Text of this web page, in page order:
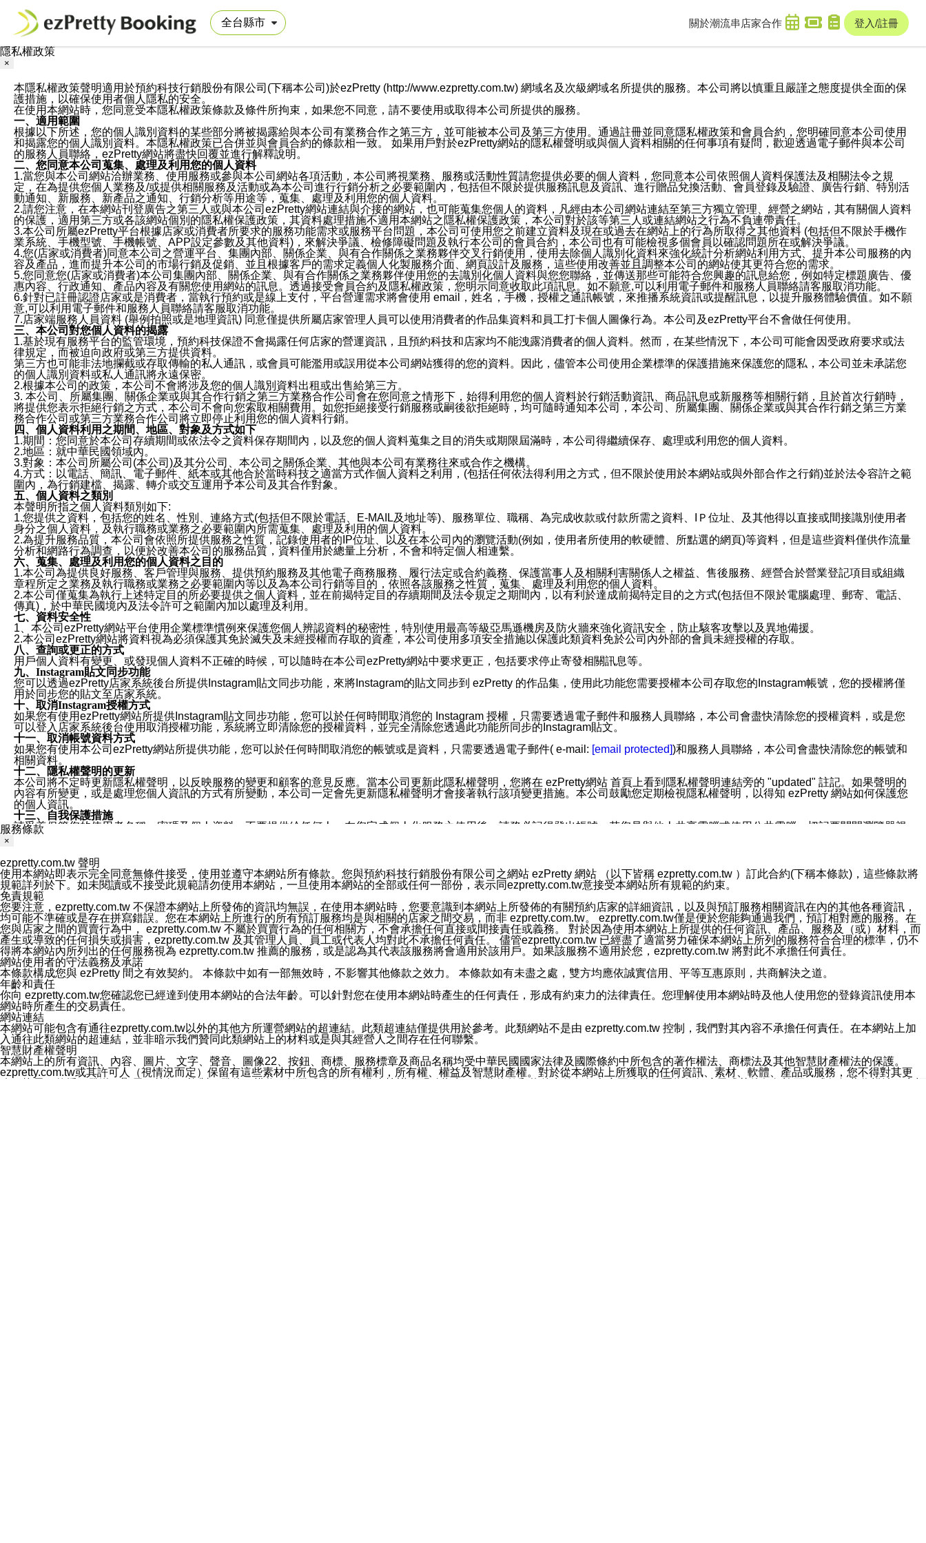
關於潮流串 店家合作 登入/註冊
隱私權政策
×
本隱私權政策聲明適用於預約科技行銷股份有限公司(下稱本公司)於ezPretty (http://www.ezpretty.com.tw) 網域名及次級網域名所提供的服務。本公司將以慎重且嚴謹之態度提供全面的保
護措施，以確保使用者個人隱私的安全。
在使用本網站時，您同意受本隱私權政策條款及條件所拘束，如果您不同意，請不要使用或取得本公司所提供的服務。
一、適用範圍
根據以下所述，您的個人識別資料的某些部分將被揭露給與本公司有業務合作之第三方，並可能被本公司及第三方使用。通過註冊並同意隱私權政策和會員合約，您明確同意本公司使用
和揭露您的個人識別資料。本隱私權政策已合併並與會員合約的條款相一致。 如果用戶對於ezPretty網站的隱私權聲明或與個人資料相關的任何事項有疑問，歡迎透過電子郵件與本公司
的服務人員聯絡，ezPretty網站將盡快回覆並進行解釋說明。
二、您同意本公司蒐集、處理及利用您的個人資料
1.當您與本公司網站洽辦業務、使用服務或參與本公司網站各項活動，本公司將視業務、服務或活動性質請您提供必要的個人資料，您同意本公司依照個人資料保護法及相關法令之規
定，在為提供您個人業務及/或提供相關服務及活動或為本公司進行行銷分析之必要範圍內，包括但不限於提供服務訊息及資訊、進行贈品兌換活動、會員登錄及驗證、廣告行銷、特別活
動通知、新服務、新產品之通知、行銷分析等用途等，蒐集、處理及利用您的個人資料。
2.請您注意，在本網站刊登廣告之第三人或與本公司ezPretty網站連結與介接的網站，也可能蒐集您個人的資料，凡經由本公司網站連結至第三方獨立管理、經營之網站，其有關個人資料
的保護，適用第三方或各該網站個別的隱私權保護政策，其資料處理措施不適用本網站之隱私權保護政策，本公司對於該等第三人或連結網站之行為不負連帶責任。
3.本公司所屬ezPretty平台根據店家或消費者所要求的服務功能需求或服務平台問題，本公司可使用您之前建立資料及現在或過去在網站上的行為所取得之其他資料 (包括但不限於手機作
業系統、手機型號、手機帳號、APP設定參數及其他資料)，來解決爭議、檢修障礙問題及執行本公司的會員合約，本公司也有可能檢視多個會員以確認問題所在或解決爭議。
4.您(店家或消費者)同意本公司之營運平台、集團內部、關係企業、與有合作關係之業務夥伴交叉行銷使用，使用去除個人識別化資料來強化統計分析網站利用方式、提升本公司服務的內
容及產品，進而提升本公司的市場行銷及促銷、並且根據客戶的需求定義個人化製服務介面、網頁設計及服務，這些使用改善並且調整本公司的網站使其更符合您的需求。
5.您同意您(店家或消費者)本公司集團內部、關係企業、與有合作關係之業務夥伴使用您的去識別化個人資料與您您聯絡，並傳送那些可能符合您興趣的訊息給您，例如特定標題廣告、優
惠內容、行政通知、產品內容及有關您使用網站的訊息。透過接受會員合約及隱私權政策，您明示同意收取此項訊息。如不願意,可以利用電子郵件和服務人員聯絡請客服取消功能。
6.針對已註冊認證店家或是消費者，當執行預約或是線上支付，平台營運需求將會使用 email，姓名，手機，授權之通訊帳號，來推播系統資訊或提醒訊息，以提升服務體驗價值。如不願
意,可以利用電子郵件和服務人員聯絡請客服取消功能。
7.店家端服務人員資料 (舉例拍照或是地理資訊) 同意僅提供所屬店家管理人員可以使用消費者的作品集資料和員工打卡個人圖像行為。本公司及ezPretty平台不會做任何使用。
三、本公司對您個人資料的揭露
1.基於現有服務平台的監管環境，預約科技保證不會揭露任何店家的營運資訊，且預約科技和店家均不能洩露消費者的個人資料。然而，在某些情況下，本公司可能會因受政府要求或法
律規定，而被迫向政府或第三方提供資料。
第三方也可能非法地攔截或存取傳輸的私人通訊，或會員可能濫用或誤用從本公司網站獲得的您的資料。因此，儘管本公司使用企業標準的保護措施來保護您的隱私，本公司並未承諾您
的個人識別資料或私人通訊將永遠保密。
2.根據本公司的政策，本公司不會將涉及您的個人識別資料出租或出售給第三方。
3. 本公司、所屬集團、關係企業或與其合作行銷之第三方業務合作公司會在您同意之情形下，始得利用您的個人資料於行銷活動資訊、商品訊息或新服務等相關行銷，且於首次行銷時，
將提供您表示拒絕行銷之方式，本公司不會向您索取相關費用。如您拒絕接受行銷服務或嗣後欲拒絕時，均可隨時通知本公司，本公司、所屬集團、關係企業或與其合作行銷之第三方業
務合作公司或第三方業務合作公司將立即停止利用您的個人資料行銷。
四、個人資料利用之期間、地區、對象及方式如下
1.期間：您同意於本公司存續期間或依法令之資料保存期間內，以及您的個人資料蒐集之目的消失或期限屆滿時，本公司得繼續保存、處理或利用您的個人資料。
2.地區：就中華民國領域內。
3.對象：本公司所屬公司(本公司)及其分公司、本公司之關係企業、其他與本公司有業務往來或合作之機構。
4.方式：以電話、簡訊、電子郵件、紙本或其他合於當時科技之適當方式作個人資料之利用，(包括任何依法得利用之方式，但不限於使用於本網站或與外部合作之行銷)並於法令容許之範
圍內，為行銷建檔、揭露、轉介或交互運用予本公司及其合作對象。
五、個人資料之類別
本聲明所指之個人資料類別如下:
1.您提供之資料，包括您的姓名、性別、連絡方式(包括但不限於電話、E-MAIL及地址等)、服務單位、職稱、為完成收款或付款所需之資料、IＰ位址、及其他得以直接或間接識別使用者
身分之個人資料，及執行職務或業務之必要範圍內所需蒐集、處理及利用的個人資料。
2.為提升服務品質，本公司會依照所提供服務之性質，記錄使用者的IP位址、以及在本公司內的瀏覽活動(例如，使用者所使用的軟硬體、所點選的網頁)等資料，但是這些資料僅供作流量
分析和網路行為調查，以便於改善本公司的服務品質，資料僅用於總量上分析，不會和特定個人相連繫。
六、蒐集、處理及利用您的個人資料之目的
1.本公司為提供良好服務、客戶管理與服務、提供預約服務及其他電子商務服務、履行法定或合約義務、保護當事人及相關利害關係人之權益、售後服務、經營合於營業登記項目或組織
章程所定之業務及執行職務或業務之必要範圍內等以及為本公司行銷等目的，依照各該服務之性質，蒐集、處理及利用您的個人資料。
2.本公司僅蒐集為執行上述特定目的所必要提供之個人資料，並在前揭特定目的存續期間及法令規定之期間內，以有利於達成前揭特定目的之方式(包括但不限於電腦處理、郵寄、電話、
傳真)，於中華民國境內及法令許可之範圍內加以處理及利用。
七、資料安全性
1、本公司ezPretty網站平台使用企業標準慣例來保護您個人辨認資料的秘密性，特別使用最高等級亞馬遜機房及防火牆來強化資訊安全，防止駭客攻擊以及異地備援。
2.本公司ezPretty網站將資料視為必須保護其免於滅失及未經授權而存取的資產，本公司使用多項安全措施以保護此類資料免於公司內外部的會員未經授權的存取。
八、查詢或更正的方式
用戶個人資料有變更、或發現個人資料不正確的時候，可以隨時在本公司ezPretty網站中要求更正，包括要求停止寄發相關訊息等。
九、Instagram貼文同步功能
您可以透過ezPretty店家系統後台所提供Instagram貼文同步功能，來將Instagram的貼文同步到 ezPretty 的作品集，使用此功能您需要授權本公司存取您的Instagram帳號，您的授權將僅
用於同步您的貼文至店家系統。
十、取消Instagram授權方式
如果您有使用ezPretty網站所提供Instagram貼文同步功能，您可以於任何時間取消您的 Instagram 授權，只需要透過電子郵件和服務人員聯絡，本公司會盡快清除您的授權資料，或是您
可以登入店家系統後台使用取消授權功能，系統將立即清除您的授權資料，並完全清除您透過此功能所同步的Instagram貼文。
十一、取消帳號資料方式
如果您有使用本公司ezPretty網站所提供功能，您可以於任何時間取消您的帳號或是資料，只需要透過電子郵件( e-mail: [email protected])和服務人員聯絡，本公司會盡快清除您的帳號和
相關資料。
十二、隱私權聲明的更新
本公司將不定時更新隱私權聲明，以反映服務的變更和顧客的意見反應。當本公司更新此隱私權聲明，您將在 ezPretty網站 首頁上看到隱私權聲明連結旁的 "updated" 註記。如果聲明的
內容有所變更，或是處理您個人資訊的方式有所變動，本公司一定會先更新隱私權聲明才會接著執行該項變更措施。本公司鼓勵您定期檢視隱私權聲明，以得知 ezPretty 網站如何保護您
的個人資訊。
十三、自我保護措施
請妥善保管您的使用者名稱、密碼及個人資料，不要提供給任何人。在您完成個人化服務之使用後，請務必記得登出帳號。若您是與他人共享電腦或使用公共電腦，切記要關閉瀏覽器視
窗，以防止他人讀取您的個人資料、信件或進入所機關管理區。
您同意本公司網站，透過您所提供的郵件地址與您取得聯絡並傳送或宣傳本網站各項服務之資料或電子郵件供您參考。您能依照該資料或電子郵件所指示之方法、說明或功能連結，隨時
停止接收這些資料或電子郵件。
十五、訊息通知
本公司/本服務將以通知型訊息傳送重要訊息給您。即使未加入本公司/本服務好友，您仍可接收到通知型訊息。
本公司/本服務傳送之通知型訊息以對您有效且重要的訊息為限，以廣告或其他目的的訊息皆不會被傳送。滿足以下三個條件者，將可收到通知型訊息。
1.LINE 帳號設定的電話號碼與本公司/本服務所傳來的電話號碼比對相符。
2.該 LINE 帳號已在 LINE APP 設定中，同意接收通知型訊息。
3.LINE 帳號未封鎖傳送訊息之 LINE 官方帳號。
欲變更通知型訊息的設定，操作如下：
1.點選「主頁」＞「設定」
2.點選「隱私設定」
3.點選「提供使用資料」
4.點選「LINE通知型訊息」
5.開關「接收LINE通知型訊息」
❗️關閉「接收通知型訊息」後，將不會接收到來自任何企業官方帳號或認證官方帳號的通知型訊息。
服務條款
×
ezpretty.com.tw 聲明
使用本網站即表示完全同意無條件接受，使用並遵守本網站所有條款。您與預約科技行銷股份有限公司之網站 ezPretty 網站 （以下皆稱 ezpretty.com.tw ）訂此合約(下稱本條款)，這些條款將
規範詳列於下。如未閱讀或不接受此規範請勿使用本網站，一旦使用本網站的全部或任何一部份，表示同ezpretty.com.tw意接受本網站所有規範的約束。
免責規範
您要注意，ezpretty.com.tw 不保證本網站上所發佈的資訊均無誤，在使用本網站時，您要意識到本網站上所發佈的有關預約店家的詳細資訊，以及與預訂服務相關資訊在內的其他各種資訊，
均可能不準確或是存在拼寫錯誤。您在本網站上所進行的所有預訂服務均是與相關的店家之間交易，而非 ezpretty.com.tw。 ezpretty.com.tw僅是便於您能夠通過我們，預訂相對應的服務。在
您與店家之間的買賣行為中， ezpretty.com.tw 不屬於買賣行為的任何相關方，不會承擔任何直接或間接責任或義務。 對於因為使用本網站上所提供的任何資訊、產品、服務及（或）材料，而
產生或導致的任何損失或損害，ezpretty.com.tw 及其管理人員、員工或代表人均對此不承擔任何責任。 儘管ezpretty.com.tw 已經盡了適當努力確保本網站上所列的服務符合合理的標準，仍不
得將本網站內所列出的任何服務視為 ezpretty.com.tw 推薦的服務，或是認為其代表該服務將會適用於該用戶。如果該服務不適用於您，ezpretty.com.tw 將對此不承擔任何責任。
網站使用者的守法義務及承諾
本條款構成您與 ezPretty 間之有效契約。 本條款中如有一部無效時，不影響其他條款之效力。 本條款如有未盡之處，雙方均應依誠實信用、平等互惠原則，共商解決之道。
年齡和責任
你向 ezpretty.com.tw您確認您已經達到使用本網站的合法年齡。可以針對您在使用本網站時產生的任何責任，形成有約束力的法律責任。您理解使用本網站時及他人使用您的登錄資訊使用本
網站時所產生的交易責任。
網站連結
本網站可能包含有通往ezpretty.com.tw以外的其他方所運營網站的超連結。此類超連結僅提供用於參考。此類網站不是由 ezpretty.com.tw 控制，我們對其內容不承擔任何責任。在本網站上加
入通往此類網站的超連結，並非暗示我們贊同此類網站上的材料或是與其經營人之間存在任何聯繫。
智慧財產權聲明
本網站上的所有資訊、內容、圖片、文字、聲音、圖像22、按鈕、商標、服務標章及商品名稱均受中華民國國家法律及國際條約中所包含的著作權法、商標法及其他智慧財產權法的保護。
ezpretty.com.tw或其許可人（視情況而定）保留有這些素材中所包含的所有權利，所有權、權益及智慧財產權。對於從本網站上所獲取的任何資訊、素材、軟體、產品或服務，您不得對其更